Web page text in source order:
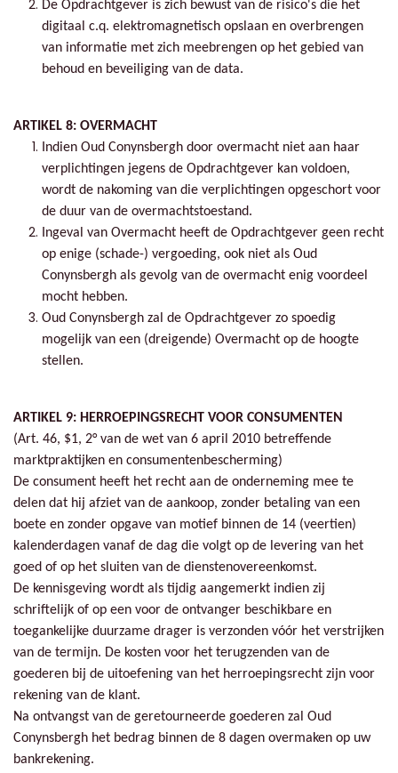
De Opdrachtgever is zich bewust van de risico's die het
digitaal c.q. elektromagnetisch opslaan en overbrengen
van informatie met zich meebrengen op het gebied van
behoud en beveiliging van de data.
ARTIKEL 8: OVERMACHT
Indien Oud Conynsbergh door overmacht niet aan haar
verplichtingen jegens de Opdrachtgever kan voldoen,
wordt de nakoming van die verplichtingen opgeschort voor
de duur van de overmachtstoestand.
Ingeval van Overmacht heeft de Opdrachtgever geen recht
op enige (schade-) vergoeding, ook niet als Oud
Conynsbergh als gevolg van de overmacht enig voordeel
mocht hebben.
Oud Conynsbergh zal de Opdrachtgever zo spoedig
mogelijk van een (dreigende) Overmacht op de hoogte
stellen.
ARTIKEL 9: HERROEPINGSRECHT VOOR CONSUMENTEN
(Art. 46, $1, 2° van de wet van 6 april 2010 betreffende
marktpraktijken en consumentenbescherming)
De consument heeft het recht aan de onderneming mee te
delen dat hij afziet van de aankoop, zonder betaling van een
boete en zonder opgave van motief binnen de 14 (veertien)
kalenderdagen vanaf de dag die volgt op de levering van het
goed of op het sluiten van de dienstenovereenkomst.
De kennisgeving wordt als tijdig aangemerkt indien zij
schriftelijk of op een voor de ontvanger beschikbare en
toegankelijke duurzame drager is verzonden vóór het verstrijken
van de termijn. De kosten voor het terugzenden van de
goederen bij de uitoefening van het herroepingsrecht zijn voor
rekening van de klant.
Na ontvangst van de geretourneerde goederen zal Oud
Conynsbergh het bedrag binnen de 8 dagen overmaken op uw
bankrekening.